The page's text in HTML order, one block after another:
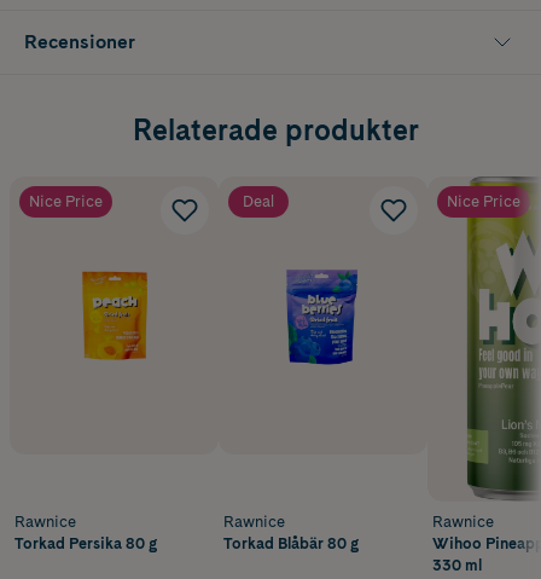
Recensioner
Relaterade produkter
Nice Price
Rawnice
Torkad Persika 80 g
Deal
Rawnice
Torkad Blåbär 80 g
Nice Price
Rawnice
Wihoo Pineapple
330 ml